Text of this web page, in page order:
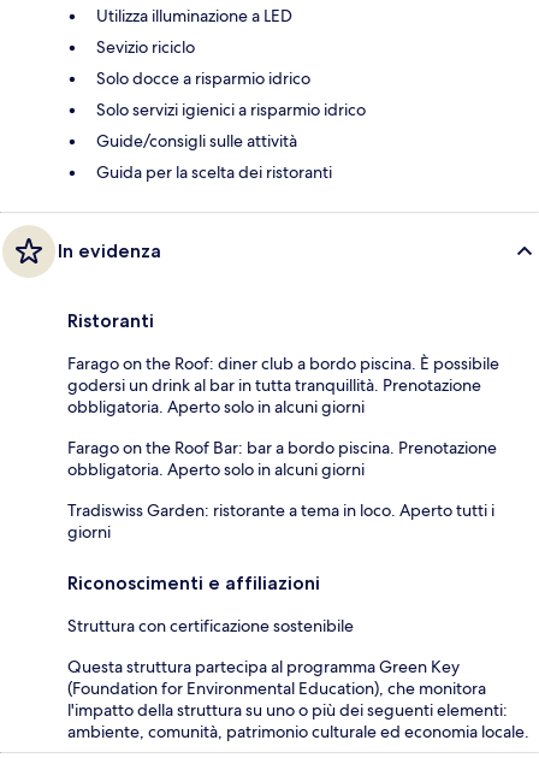
Utilizza illuminazione a LED
Sevizio riciclo
Solo docce a risparmio idrico
Solo servizi igienici a risparmio idrico
Guide/consigli sulle attività
Guida per la scelta dei ristoranti
In evidenza
Ristoranti
Farago on the Roof: diner club a bordo piscina. È possibile
godersi un drink al bar in tutta tranquillità. Prenotazione
obbligatoria. Aperto solo in alcuni giorni
Farago on the Roof Bar: bar a bordo piscina. Prenotazione
obbligatoria. Aperto solo in alcuni giorni
Tradiswiss Garden: ristorante a tema in loco. Aperto tutti i
giorni
Riconoscimenti e affiliazioni
Struttura con certificazione sostenibile
Questa struttura partecipa al programma Green Key
(Foundation for Environmental Education), che monitora
l'impatto della struttura su uno o più dei seguenti elementi:
ambiente, comunità, patrimonio culturale ed economia locale.